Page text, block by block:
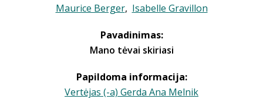
Maurice Berger, Isabelle Gravillon
Pavadinimas:
Mano tėvai skiriasi
Papildoma informacija:
Vertėjas (-a) Gerda Ana Melnik